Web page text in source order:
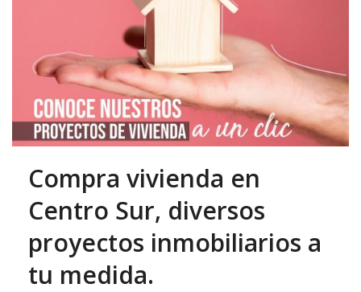
Compra vivienda en
Centro Sur, diversos
proyectos inmobiliarios a
tu medida.